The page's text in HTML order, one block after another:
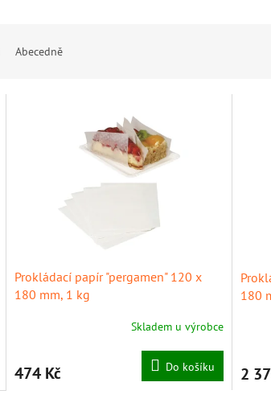
Abecedně
Prokládací papír "pergamen" 120 x
180 mm, 1 kg
Skladem u výrobce
474 Kč Do košíku
180
2